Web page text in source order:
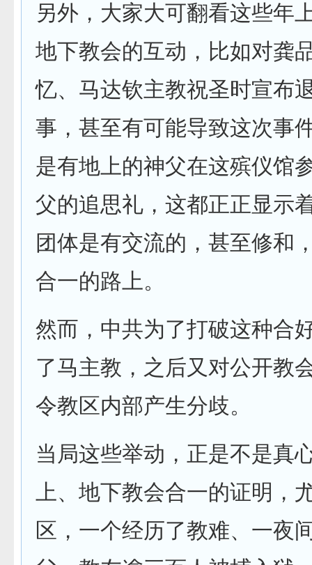
另外，大家大可翻看这些年
地下教会的互动，比如对龚
忆、马达钦主教祝圣时宣布
事，甚至有可能导致这次事
是有地上的神父在这殡仪馆
父的追思礼，这都正正显示
团体是有交流的，甚至修和
合一的路上。
然而，中共为了打破这种合
了马主教，之后又对公开教
令教区内部产生分歧。
当局这些举动，正是不是真
上、地下教会合一的证明，
区，一个经历了教难、一夜